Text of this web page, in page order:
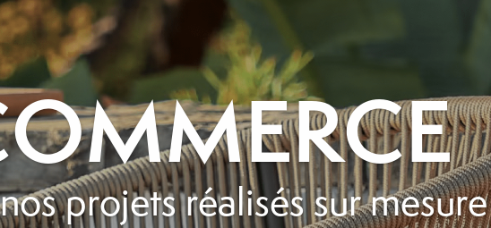
projets réalisés sur mesure